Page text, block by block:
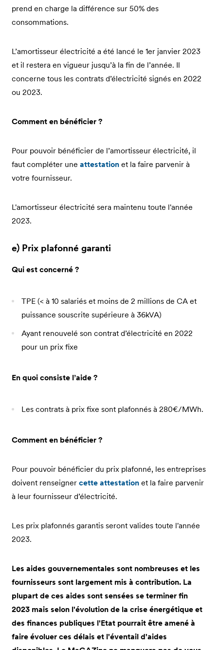
prend en charge la différence sur 50% des
consommations.
L’amortisseur électricité a été lancé le 1er janvier 2023
et il restera en vigueur jusqu’à la fin de l’année. Il
concerne tous les contrats d’électricité signés en 2022
ou 2023.
Comment en bénéficier ?
Pour pouvoir bénéficier de l’amortisseur électricité, il
faut compléter une attestation et la faire parvenir à
votre fournisseur.
L'amortisseur électricité sera maintenu toute l'année
2023.
e) Prix plafonné garanti
Qui est concerné ?
TPE (< à 10 salariés et moins de 2 millions de CA et
puissance souscrite supérieure à 36kVA)
Ayant renouvelé son contrat d’électricité en 2022
pour un prix fixe
En quoi consiste l’aide ?
Les contrats à prix fixe sont plafonnés à 280€/MWh.
Comment en bénéficier ?
Pour pouvoir bénéficier du prix plafonné, les entreprises
doivent renseigner cette attestation et la faire parvenir
à leur fournisseur d’électricité.
Les prix plafonnés garantis seront valides toute l'année
2023.
Les aides gouvernementales sont nombreuses et les
fournisseurs sont largement mis à contribution. La
plupart de ces aides sont sensées se terminer fin
2023 mais selon l'évolution de la crise énergétique et
des finances publiques l'Etat pourrait être amené à
faire évoluer ces délais et l'éventail d'aides